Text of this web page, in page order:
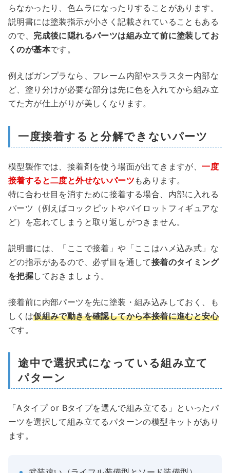
らなかったり、色ムラになったりすることがあります。
説明書には塗装指示が小さく記載されていることもある
ので、 完成後に隠れるパーツは組み立て前に塗装してお
くのが基本です。
例えばガンプラなら、フレーム内部やスラスター内部な
ど、塗り分けが必要な部分は先に色を入れてから組み立
てた方が仕上がりが美しくなります。
一度接着すると分解できないパーツ
模型製作では、接着剤を使う場面が出てきますが、一度
接着すると二度と外せないパーツ もあります。
特に合わせ目を消すために接着する場合、内部に入れる
パーツ（例えばコックピットやパイロットフィギュアな
ど）を忘れてしまうと取り返しがつきません。
説明書には、「ここで接着」や「ここはハメ込み式」な
どの指示があるので、必ず目を通して接着のタイミング
を把握しておきましょう。
接着前に内部パーツを先に塗装・組み込みしておく、も
しくは仮組みで動きを確認してから本接着に進むと安心
です。
途中で選択式になっている組み立て
パターン
「Aタイプ or Bタイプを選んで組み立てる」といったパ
ーツを選択して組み立てるパターンの模型キットがあり
ます。